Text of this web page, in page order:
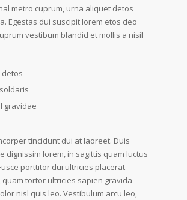
metro cuprum, urna aliquet detos
Egestas dui suscipit lorem etos deo
vestibum blandid et mollis a nisil
detos
gravidae
tincidunt dui at laoreet. Duis
dignissim lorem, in sagittis quam luctus
porttitor dui ultricies placerat
quam tortor ultricies sapien gravida
nisl quis leo. Vestibulum arcu leo,